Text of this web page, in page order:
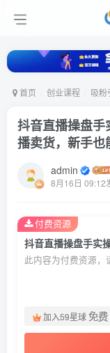
首页 创业课程 吸粉
抖音直播操盘
播卖货，新手也
admin
8月16日 09:12
此内容为付费资源，
加入59星球免费
付费资源